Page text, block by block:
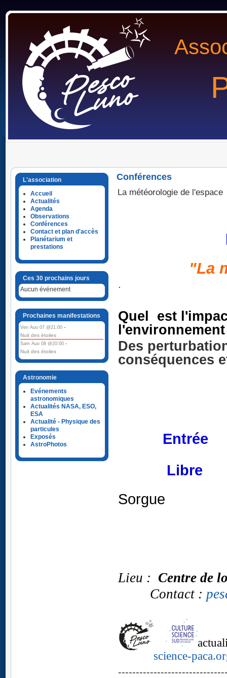
L'association
Accueil
Actualités
Agenda
Observations
Conférences
Contact et plan d'accès
Planétarium et
prestations
Ces 30 prochains jours
Aucun événement
Prochaines manifestations
Ven Auo 07 @21:00 -
Nuit des étoiles
Sam Auo 08 @20:00 -
Nuit des étoiles
Astronomie
Evénements
astronomiques
Actualités NASA, ESO,
ESA
Actualité - Physique des
particules
Exposés
AstroPhotos
Conférences
La météorologie de l'espace
"La
.
Quel est
Des
conséquences
Sorgue
Lieu : Centre de
Contact :
science-